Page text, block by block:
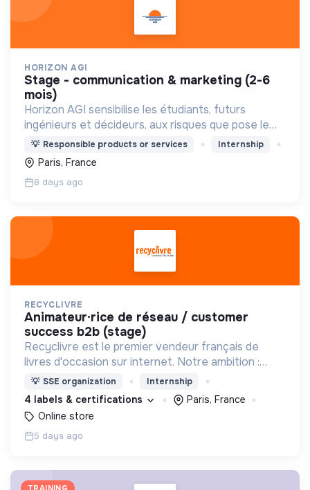
HORIZON AGI
stage - communication & marketing (2-6
mois)
Horizon AGI sensibilise les étudiants, futurs
ingénieurs et décideurs, aux risques que pose le
développement rapide de l'intelligence artificielle.
💡 Responsible products or services Internship
Paris, France
8 days ago
RECYCLIVRE
animateur·rice de réseau / customer
success b2b (stage)
Recyclivre est le premier vendeur français de
livres d'occasion sur internet. Notre ambition :
avoir un impact favorable sur l'homme et son
environnement.
💡 SSE organization Internship
4 labels & certifications
Paris, France
Online store
5 days ago